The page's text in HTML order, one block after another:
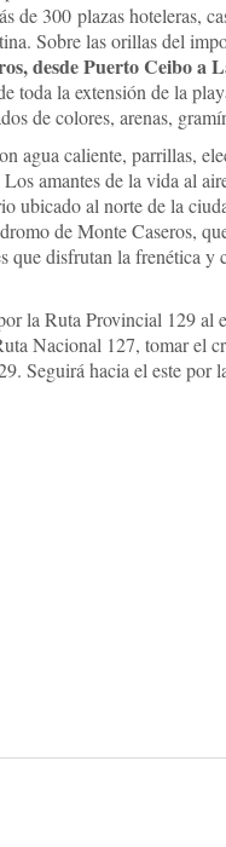
de 300 plazas hoteleras,
Sobre las orillas del
desde Puerto Ceibo a
toda la extensión de la
de colores, arenas,
agua caliente, parrillas,
amantes de la vida al
ubicado al norte de la
de Monte Caseros,
que disfrutan la frenética y
la Ruta Provincial 129 al
Nacional 127, tomar el
Seguirá hacia el este por